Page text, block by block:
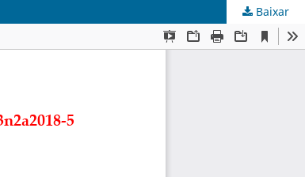
Baixar